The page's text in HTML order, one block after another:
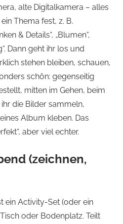
alte Digitalkamera – alles
Thema fest, z. B.
& Details“, „Blumen“,
Dann geht ihr los und
stehen bleiben, schauen,
schön: gegenseitig
mitten im Gehen, beim
die Bilder sammeln,
Album kleben. Das
aber viel echter.
(zeichnen,
ein Activity-Set (oder ein
oder Bodenplatz. Teilt